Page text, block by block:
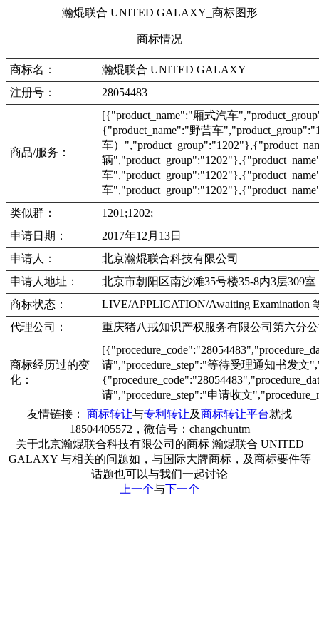
瀚焜联合 UNITED GALAXY_商标图形
商标情况
商标名：
瀚焜联合 UNITED GALAXY
注册号：
28054483
商品/服务：
[{"product_name":"厢式汽车
{"product_name":"野营车
车）
辆
车
车
类似群：
1201;1202;
申请日期：
2017年12月13日
申请人：
北京瀚焜联合科技有限公司
申请人地址：
北京市朝阳区南沙滩35号楼35-8内3层309室
商标状态：
LIVE/APPLICATION/Awaiting Examination
代理公司：
重庆猪八戒知识产权服务有限公司第六分
商标经历过的变
化：
请","procedure_step":"等待受理通知书发文
请","procedure_step":"申请收文
友情链接： 商标转让与专利转让及商标转让平台就找
18504405572，微信号：changchuntm
关于北京瀚焜联合科技有限公司的商标 瀚焜联合 UNITED
GALAXY 与相关的问题如，与国际大牌商标，及商标要件等
话题也可以与我们一起讨论
上一个与下一个